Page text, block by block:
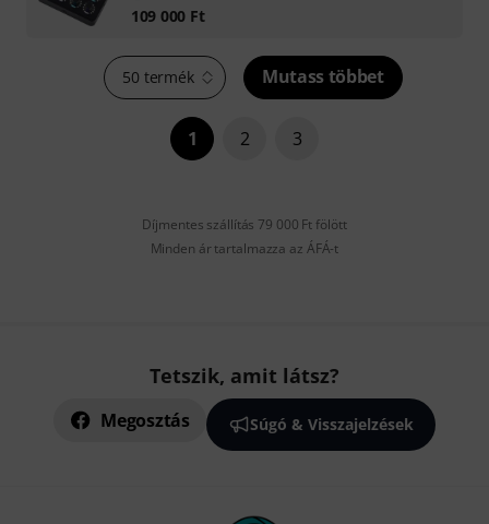
109 000 Ft
50 termék Mutass többet
1 2 3
Díjmentes szállítás 79 000 Ft fölött
Minden ár tartalmazza az ÁFÁ-t
Tetszik, amit látsz?
Megosztás Súgó & Visszajelzések